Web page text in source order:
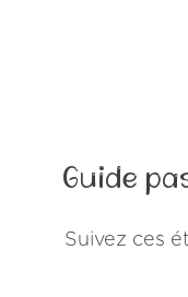
Guide
Suivez ces